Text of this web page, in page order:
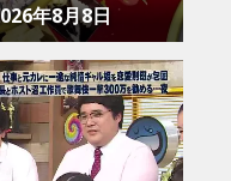
年8月8日